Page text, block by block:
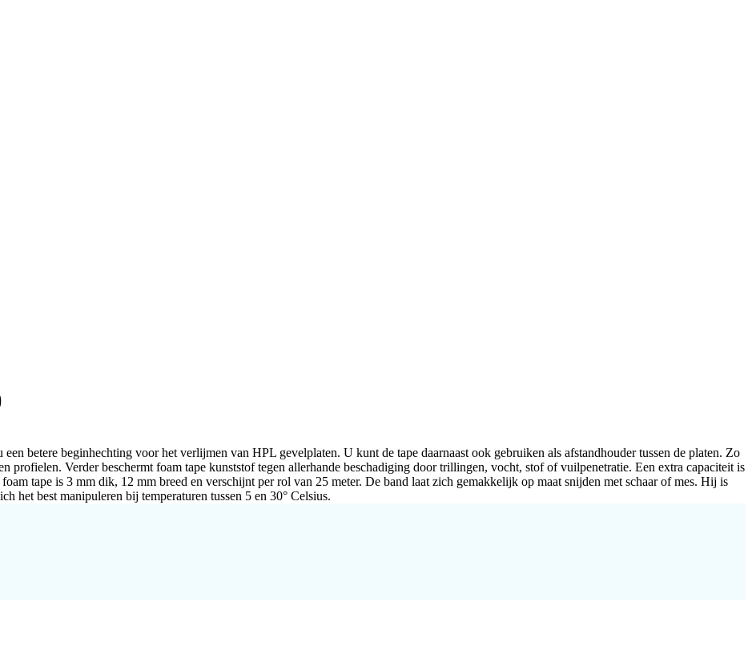
betere beginhechting voor het verlijmen van HPL gevelplaten. U kunt de tape daarnaast ook gebruiken als afstandhouder tussen de platen. Zo
profielen. Verder beschermt foam tape kunststof tegen allerhande beschadiging door trillingen, vocht, stof of vuilpenetratie. Een extra capaciteit is
tape is 3 mm dik, 12 mm breed en verschijnt per rol van 25 meter. De band laat zich gemakkelijk op maat snijden met schaar of mes. Hij is
het best manipuleren bij temperaturen tussen 5 en 30° Celsius.